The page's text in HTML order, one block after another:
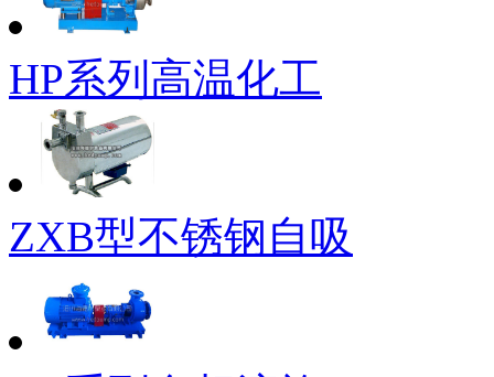
HP系列高温化工
ZXB型不锈钢自吸